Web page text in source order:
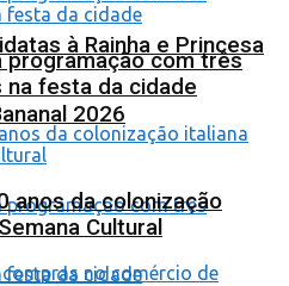
à Rainha e Princesa
2026
programação com três
na festa da cidade
anos da colonização
Cultural